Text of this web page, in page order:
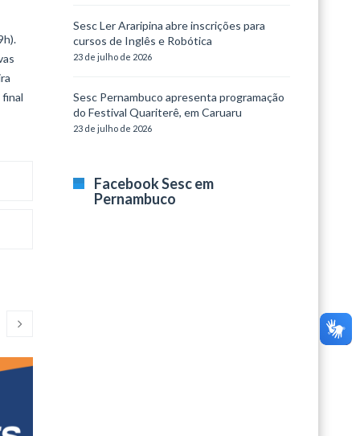
final
Sesc Ler Araripina abre inscrições para
cursos de Inglês e Robótica
23 de julho de 2026
Sesc Pernambuco apresenta programação
do Festival Quariterê, em Caruaru
23 de julho de 2026
Facebook Sesc em
Pernambuco